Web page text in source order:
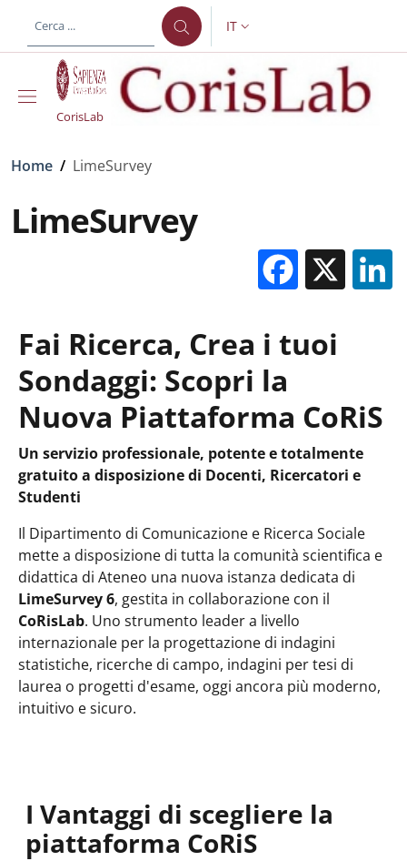
al contenuto principale
SELETTORE LINGUA:
IT
CorisLab
Briciole di pane
Home / LimeSurvey
LimeSurvey
X
Fai Ricerca, Crea i tuoi
Sondaggi: Scopri la
Nuova Piattaforma CoRiS
Un servizio professionale, potente e totalmente
gratuito a disposizione di Docenti, Ricercatori e
Studenti
Il Dipartimento di Comunicazione e Ricerca Sociale
mette a disposizione di tutta la comunità scientifica e
didattica di Ateneo una nuova istanza dedicata di
LimeSurvey 6, gestita in collaborazione con il
CoRisLab. Uno strumento leader a livello
internazionale per la progettazione di indagini
statistiche, ricerche di campo, indagini per tesi di
laurea o progetti d'esame, oggi ancora più moderno,
intuitivo e sicuro.
I Vantaggi di scegliere la
piattaforma CoRiS